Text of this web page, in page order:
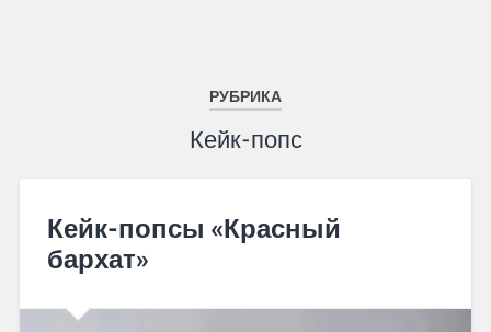
РУБРИКА
Кейк-попс
Кейк-попсы «Красный
бархат»